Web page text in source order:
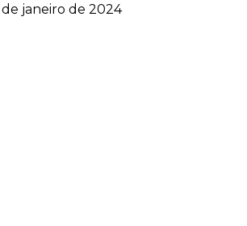
janeiro de 2024